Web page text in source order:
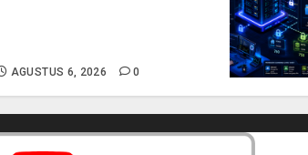
AGUSTUS 6, 2026 0